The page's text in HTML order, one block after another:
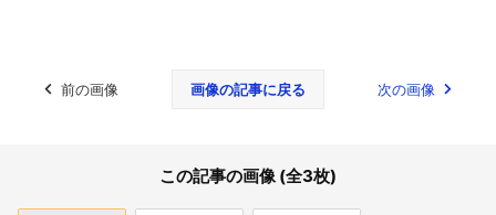
前の画像 画像の記事に戻る 次の画像
この記事の画像 (全3枚)